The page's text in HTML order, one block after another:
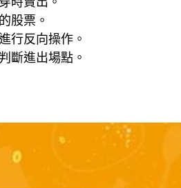
股票。
行反向操作。
斷進出場點。